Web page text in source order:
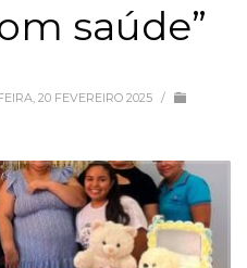
saúde”
20 FEVEREIRO 2025 /